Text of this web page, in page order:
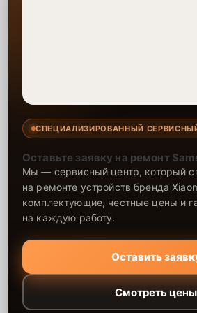
Как приехать в сервисный
Клиент может самостоятельно
диагностику и ремонт. Для этого нужно
горячей линии или оставить заявку,
время и подъехать по адресу: г.
Дунаева, 15.
Ответственность за
ответственность за сохранность
личных данных на ремонтируемых
соответствии с действующим
СПЕЦИАЛИЗИРОВАННЫЙ СЕРВИСНЫЙ
Оставьте заявку на ремонт
Мы — сервисный центр, который
на ремонте устройств бренда
комплектующие, честные цены и
на каждую работу.
Оставить
Смотреть цены